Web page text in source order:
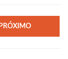
PRÓXIMO